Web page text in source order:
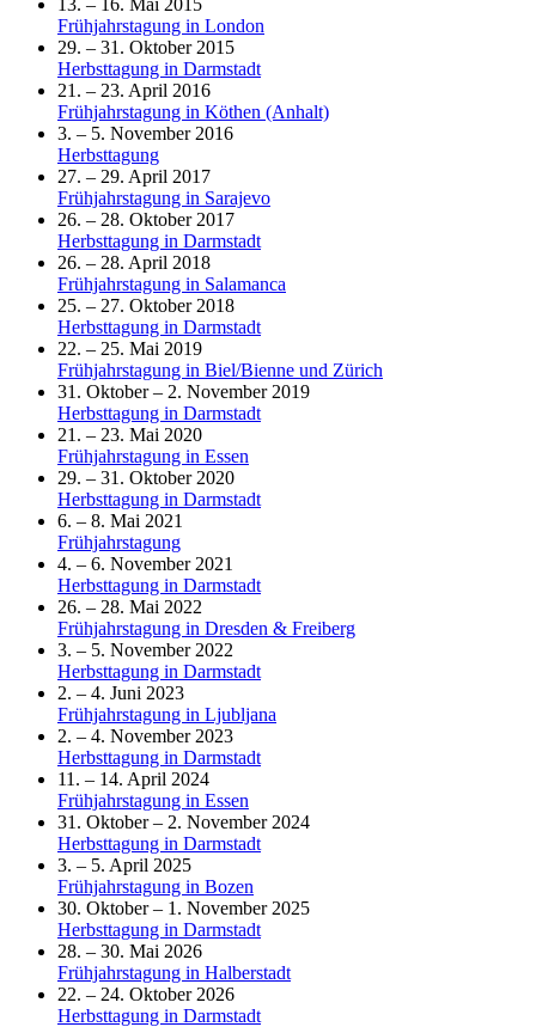
Frühjahrstagung in London
29. – 31. Oktober 2015
Herbsttagung in Darmstadt
21. – 23. April 2016
Frühjahrstagung in Köthen (Anhalt)
3. – 5. November 2016
Herbsttagung
27. – 29. April 2017
Frühjahrstagung in Sarajevo
26. – 28. Oktober 2017
Herbsttagung in Darmstadt
26. – 28. April 2018
Frühjahrstagung in Salamanca
25. – 27. Oktober 2018
Herbsttagung in Darmstadt
22. – 25. Mai 2019
Frühjahrstagung in Biel/Bienne und Zürich
31. Oktober – 2. November 2019
Herbsttagung in Darmstadt
21. – 23. Mai 2020
Frühjahrstagung in Essen
29. – 31. Oktober 2020
Herbsttagung in Darmstadt
6. – 8. Mai 2021
Frühjahrstagung
4. – 6. November 2021
Herbsttagung in Darmstadt
26. – 28. Mai 2022
Frühjahrstagung in Dresden & Freiberg
3. – 5. November 2022
Herbsttagung in Darmstadt
2. – 4. Juni 2023
Frühjahrstagung in Ljubljana
2. – 4. November 2023
Herbsttagung in Darmstadt
11. – 14. April 2024
Frühjahrstagung in Essen
31. Oktober – 2. November 2024
Herbsttagung in Darmstadt
3. – 5. April 2025
Frühjahrstagung in Bozen
30. Oktober – 1. November 2025
Herbsttagung in Darmstadt
28. – 30. Mai 2026
Frühjahrstagung in Halberstadt
22. – 24. Oktober 2026
Herbsttagung in Darmstadt